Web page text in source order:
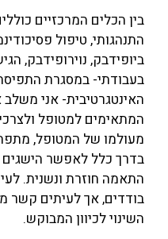
בין הכלים המרכזיים
התנהגותי, טיפול
ביופידבק, נוירופידבק,
בעבודתי- במסגרת
האינטגרטיבית- אני
המתאימים למטופל
מעולמו של המטופל,
בדרך כלל לאפשר הישגים
התאמה חוזרת ונשנית.
בודדים, אך לעיתים קשר
השינוי לכיוון המבוקש.